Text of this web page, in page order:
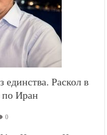
Раскол в
Иран
0